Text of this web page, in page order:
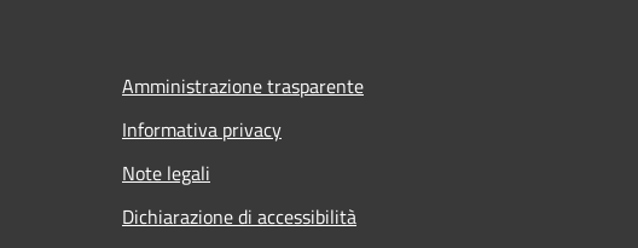
Amministrazione trasparente
Informativa privacy
Note legali
Dichiarazione di accessibilità